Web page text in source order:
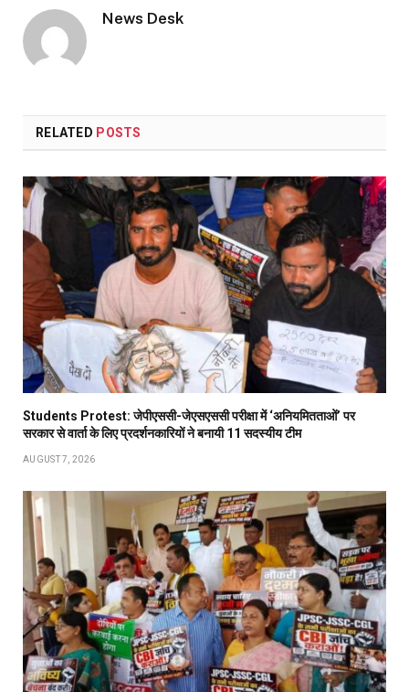
News Desk
RELATED POSTS
Students Protest: जेपीएससी-जेएसएससी परीक्षा में ‘अनियमितताओं’ पर
सरकार से वार्ता के लिए प्रदर्शनकारियों ने बनायी 11 सदस्यीय टीम
AUGUST 7, 2026